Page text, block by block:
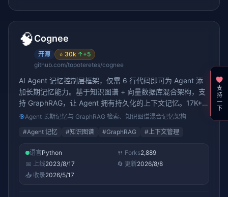
🧠Cognee
开源 ⭐ 30k ↑+5
github.com/topoteretes/cognee
AI Agent 记忆控制层框架，仅需 6 行代码即可为 Agent 添
加长期记忆能力。基于知识图谱 + 向量数据库混合架构，支
持 GraphRAG，让 Agent 拥有持久化的上下文记忆。17K+
stars
🎯Agent 长期记忆与 GraphRAG 检索、知识图谱混合记忆架构
#Agent 记忆 #知识图谱 #GraphRAG #上下文管理
语言Python 🍴 Forks2,889
📅 上线2023/8/17 🔄 更新2026/8/8
📥 收录2026/5/17
支持一下